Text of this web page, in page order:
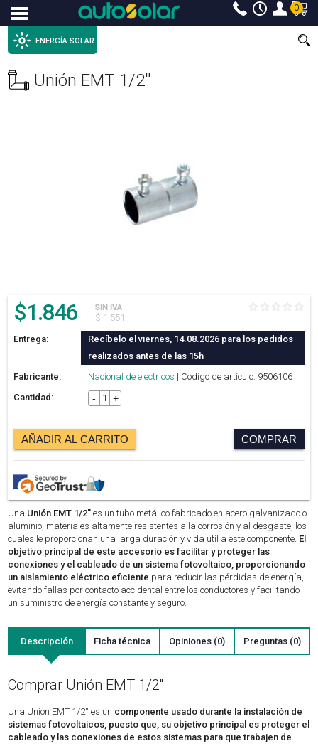
Menu 0
ENERGÍA SOLAR
Unión EMT 1/2''
$1.846 SIN IVA
$ 1.551
Entrega:
Recíbelo el viernes, 14.08.2026 para los pedidos
realizados antes de las 15h
Fabricante:
Nacional de electricos | Codigo de artículo: 9506106
Cantidad:
- +
AÑADIR AL CARRITO COMPRAR
Una Unión EMT 1/2'' es un tubo metálico fabricado en acero galvanizado o
aluminio, materiales altamente resistentes a la corrosión y al desgaste, los
cuales le proporcionan una larga duración y vida útil a este componente. El
objetivo principal de este accesorio es facilitar y proteger las
conexiones y el cableado de un sistema fotovoltaico, proporcionando
un aislamiento eléctrico eficiente para reducir las pérdidas de energía,
evitando fallas por contacto accidental entre los conductores y facilitando
un suministro de energía constante y seguro.
Descripción Ficha técnica Opiniones (0) Preguntas (0)
Comprar Unión EMT 1/2''
Una Unión EMT 1/2'' es un componente usado durante la instalación de
sistemas fotovoltaicos, puesto que, su objetivo principal es proteger el
cableado y las conexiones de estos sistemas para que trabajen de